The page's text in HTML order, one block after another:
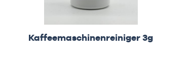
Kaffeemaschinenreiniger 3g